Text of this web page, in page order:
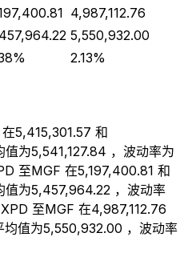
4,987,112.76
5,550,932.00
2.13%
5,415,301.57 和
为5,541,127.84 ，波动率为
至MGF 在5,197,400.81 和
为5,457,964.22 ，波动率
至MGF 在4,987,112.76
值为5,550,932.00 ，波动率